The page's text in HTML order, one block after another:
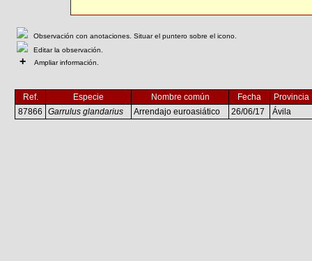
Observación con anotaciones. Situar el puntero sobre el icono.
Editar la observación.
+ Ampliar información.
Ref. Especie Nombre común Fecha
Provincia
87866
Garrulus glandarius Arrendajo euroasiático 26/06/17 Ávila